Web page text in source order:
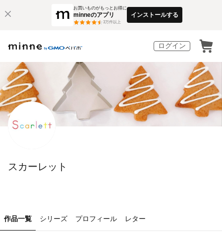
お買いものがもっとお得に
minneのアプリ
3万件以上
インストールする
ログイン
スカーレット
作品一覧 シリーズ プロフィール レター